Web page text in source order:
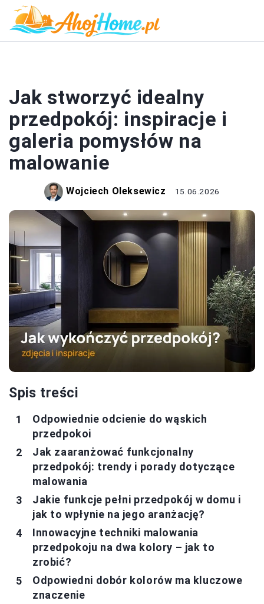
Jak stworzyć idealny
przedpokój: inspiracje i
galeria pomysłów na
malowanie
Wojciech Oleksewicz 15.06.2026
Spis treści
Odpowiednie odcienie do wąskich
przedpokoi
Jak zaaranżować funkcjonalny
przedpokój: trendy i porady dotyczące
malowania
Jakie funkcje pełni przedpokój w domu i
jak to wpłynie na jego aranżację?
Innowacyjne techniki malowania
przedpokoju na dwa kolory – jak to
zrobić?
Odpowiedni dobór kolorów ma kluczowe
znaczenie